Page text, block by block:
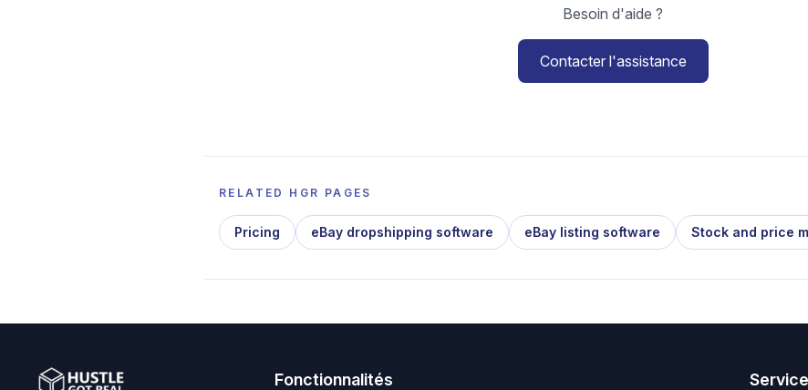
Besoin d'aide ?
Contacter l'assistance
RELATED HGR PAGES
Pricing eBay dropshipping software eBay listing software Stock and price
Fonctionnalités